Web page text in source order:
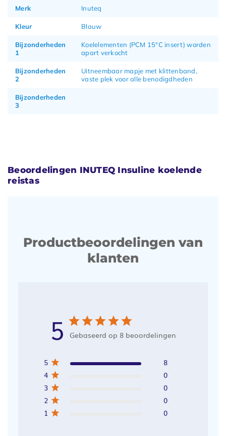
Merk Inuteq
Kleur Blauw
Bijzonderheden
1
Koelelementen (PCM 15°C insert) worden
apart verkocht
Bijzonderheden
2
Uitneembaar mapje met klittenband,
vaste plek voor alle benodigdheden
Bijzonderheden
3
Beoordelingen INUTEQ Insuline koelende
reistas
Productbeoordelingen van
klanten
5 Gebaseerd op 8 beoordelingen
5
8
4
0
3
0
2
0
1
0